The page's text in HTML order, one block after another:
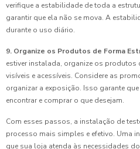
verifique a estabilidade de toda a
garantir que ela não se mova. A
durante o uso diário.
9. Organize os Produtos de Forma
estiver instalada, organize os produtos
visíveis e acessíveis. Considere as
organizar a exposição. Isso garante
encontrar e comprar o que desejam.
Com esses passos, a instalação de
processo mais simples e efetivo. Uma
que sua loja atenda às necessidades